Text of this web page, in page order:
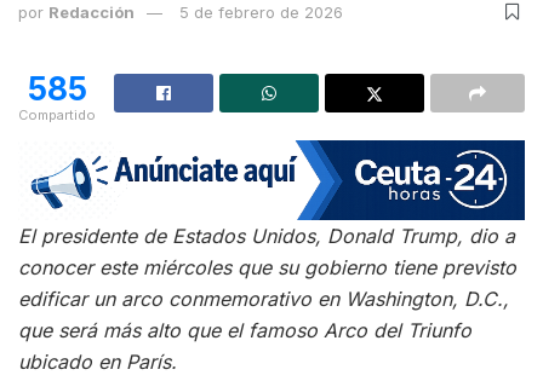
por Redacción 5 de febrero de 2026
585
Compartido
El presidente de Estados Unidos, Donald Trump, dio a
conocer este miércoles que su gobierno tiene previsto
edificar un arco conmemorativo en Washington, D.C.,
que será más alto que el famoso Arco del Triunfo
ubicado en París.